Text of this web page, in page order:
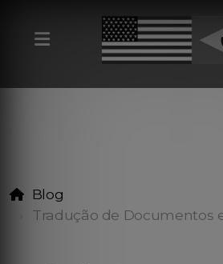
Blog
Tradução de Documentos